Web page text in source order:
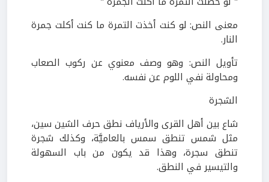
معنى النص: لو كنت أخذت التمرة ما كنت أكلت جمرة
النار.
تأويل النص: وهو وصف معنوي عن ركوب الصعاب
ومحاولة نفي اللوم عن نفسه.
الشجرة
شاع بين أهل القرى والأرياف نطق حرف الشين سين،
مثل شمس تنطق سمس بالعاميَّة، وكذلك شجرة
تنطق سجرة، وهذا قد يكون من باب السهولة
والتيسير في النطق.